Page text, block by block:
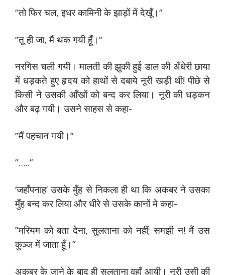
”तो फिर चल, इधर कामिनी के झाड़ों में देखूँ।”
”तू ही जा, मैं थक गयी हूँ।”
नरगिस चली गयी। मालती की झुकी हुई डाल की अँधेरी छाया
में धड़कते हुए हृदय को हाथों से दबाये नूरी खड़ी थी! पीछे से
किसी ने उसकी आँखों को बन्द कर लिया। नूरी की धड़कन
और बढ़ गयी। उसने साहस से कहा-
”मैं पहचान गयी।”
”…..”
‘जहाँपनाह’ उसके मुँह से निकला ही था कि अकबर ने उसका
मुँह बन्द कर लिया और धीरे से उसके कानों मे कहा-
”मरियम को बता देना, सुलताना को नहीं; समझी न! मैं उस
कुञ्ज में जाता हूँ।”
अकबर के जाने के बाद ही सुलताना वहाँ आयी। नूरी उसी की